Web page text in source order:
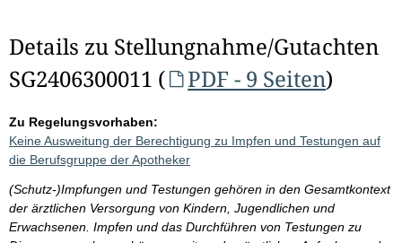
Details zu Stellungnahme/Gutachten
SG2406300011 (
PDF - 9 Seiten)
Zu Regelungsvorhaben:
Keine Ausweitung der Berechtigung zu Impfen und Testungen auf
die Berufsgruppe der Apotheker
(Schutz-)Impfungen und Testungen gehören in den Gesamtkontext
der ärztlichen Versorgung von Kindern, Jugendlichen und
Erwachsenen. Impfen und das Durchführen von Testungen zu